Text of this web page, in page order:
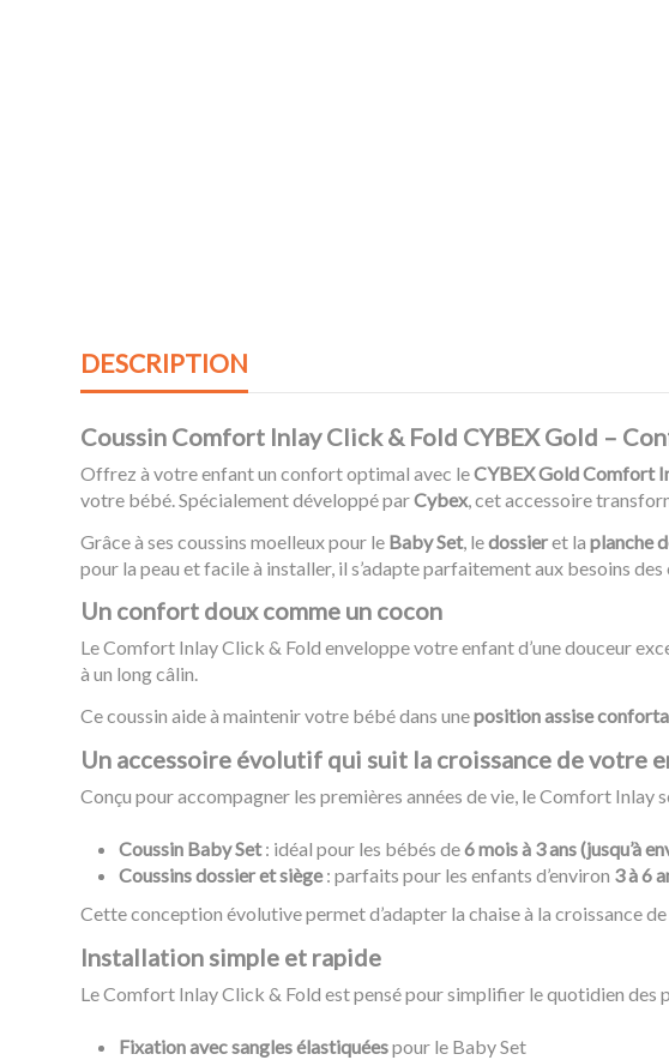
DESCRIPTION
Coussin Comfort Inlay Click & Fold CYBEX Gold –
Offrez à votre enfant un confort optimal avec leCYBEX Gold Comfort
votre bébé. Spécialement développé parCybex, cet accessoire
Grâce à ses coussins moelleux pour le Baby Set, ledossieret la planche
pour la peau et facile à installer, il s’adapte parfaitement aux besoins des
Un confort doux comme un cocon
Le Comfort Inlay Click & Fold enveloppe votre enfant d’une douceur
à un long câlin.
Ce coussin aide à maintenir votre bébé dans uneposition assise
Un accessoire évolutif qui suit la croissance de votre
Conçu pour accompagner les premières années de vie, le Comfort
Coussin Baby Set: idéal pour les bébés de6 mois à 3 ans (jusqu’à
Coussins dossier et siège: parfaits pour les enfants d’environ 3 à 6
Cette conception évolutive permet d’adapter la chaise à la croissance
Installation simple et rapide
Le Comfort Inlay Click & Fold est pensé pour simplifier le quotidien des
Fixation avec sangles élastiquéespour le Baby Set